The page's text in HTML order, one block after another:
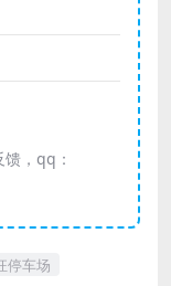
，qq：
停车场